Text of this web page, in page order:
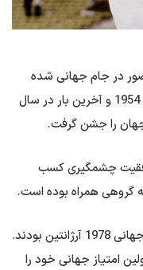
9 بار موفق به حضور در جام جهانی شده
است. این تیم برای اولین بار در جام جهانی 1954 و آخرین بار در سال
چشمگیری کسب
گروهی همراه بوده است.
اسکاتلندی ها یکی از حریفان ایران در جام جهانی 1978 آرژانتین بودند.
امتیاز جهانی خود را